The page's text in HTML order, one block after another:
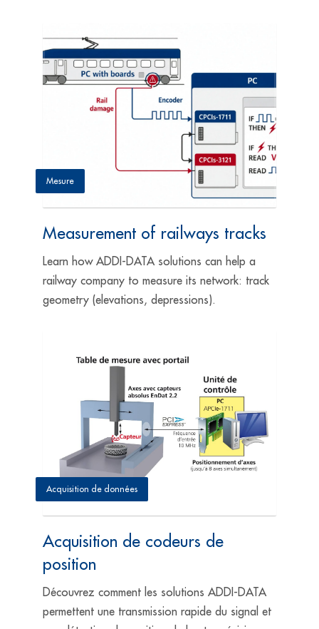
Mesure
Measurement of railways tracks
Learn how ADDI-DATA solutions can help a
railway company to measure its network: track
geometry (elevations, depressions).
Acquisition de données
Acquisition de codeurs de
position
Découvrez comment les solutions ADDI-DATA
permettent une transmission rapide du signal et